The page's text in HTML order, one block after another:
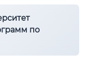
по